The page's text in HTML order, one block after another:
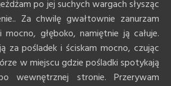
po jej suchych wargach słysząc
Za chwilę gwałtownie zanurzam
głęboko, namiętnie ją całuje.
za pośladek i ściskam mocno, czując
w miejscu gdzie pośladki spotykają
wewnętrznej stronie. Przerywam